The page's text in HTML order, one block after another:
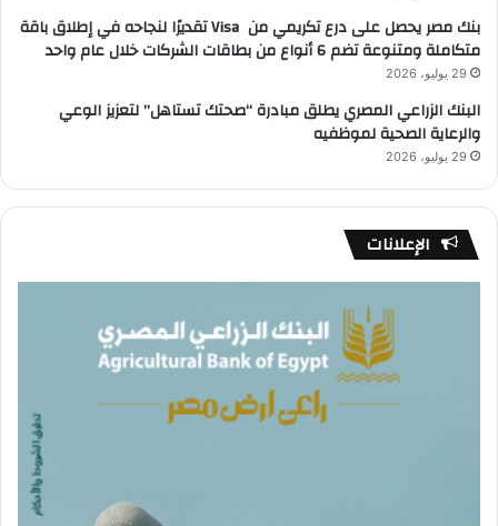
بنك مصر يحصل على درع تكريمي من Visa تقديرًا لنجاحه في إطلاق باقة
متكاملة ومتنوعة تضم 6 أنواع من بطاقات الشركات خلال عام واحد
29 يوليو، 2026
البنك الزراعي المصري يطلق مبادرة “صحتك تستاهل” لتعزيز الوعي
والرعاية الصحية لموظفيه
29 يوليو، 2026
الإعلانات